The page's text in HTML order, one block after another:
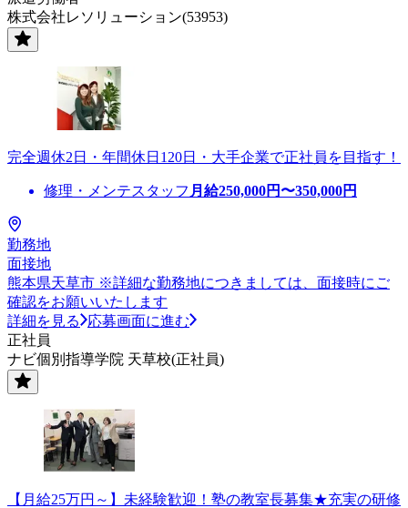
株式会社レソリューション(53953)
完全週休2日・年間休日120日・大手企業で正社員を目指す！
修理・メンテスタッフ 月給250,000円〜350,000円
勤務地
面接地
熊本県天草市 ※詳細な勤務地につきましては、面接時にご
確認をお願いいたします
詳細を見る
応募画面に進む
正社員
ナビ個別指導学院 天草校(正社員)
【月給25万円～】未経験歓迎！塾の教室長募集★充実の研修